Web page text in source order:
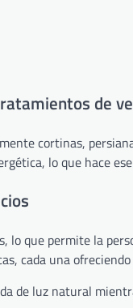
de
cortinas,
lo que hace
lo que permite la
cada una
de luz natural